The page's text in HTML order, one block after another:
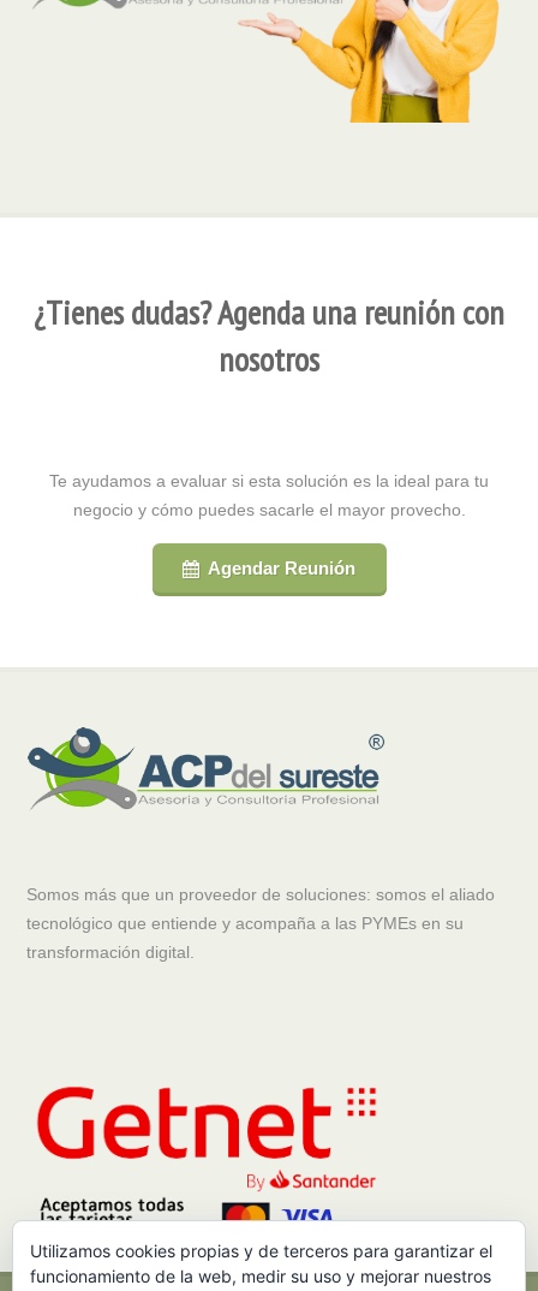
¿Tienes dudas? Agenda una reunión con
nosotros
Te ayudamos a evaluar si esta solución es la ideal para tu
negocio y cómo puedes sacarle el mayor provecho.
Agendar Reunión
Somos más que un proveedor de soluciones: somos el aliado
tecnológico que entiende y acompaña a las PYMEs en su
transformación digital.
Utilizamos cookies propias y de terceros para garantizar el
funcionamiento de la web, medir su uso y mejorar nuestros